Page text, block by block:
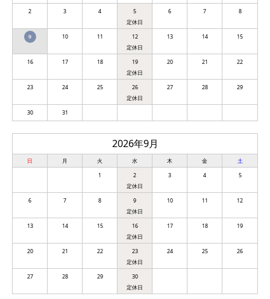
2 3 4 5 6 7 8
9 10 11 12 13 14 15
16 17 18 19 20 21 22
23 24 25 26 27 28 29
30 31
2026年9月
日 月 火 水 木 金
土
1
2 3 4 5
6 7 8 9 10 11 12
13 14 15 16 17 18 19
20 21 22 23 24 25 26
27 28 29 30